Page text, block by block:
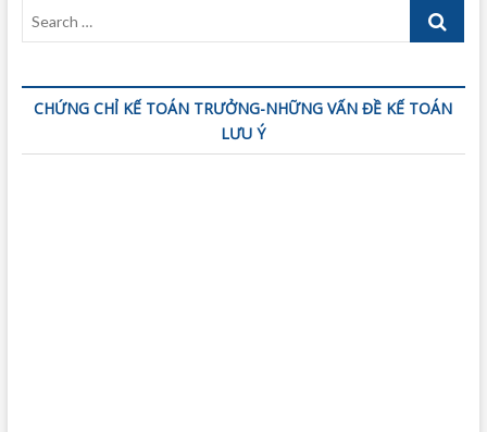
Search
CHỨNG CHỈ KẾ TOÁN TRƯỞNG-NHỮNG VẤN ĐỀ KẾ TOÁN
LƯU Ý